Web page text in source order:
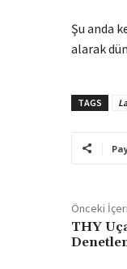
Şu anda
alarak
TAGS
Önceki
THY